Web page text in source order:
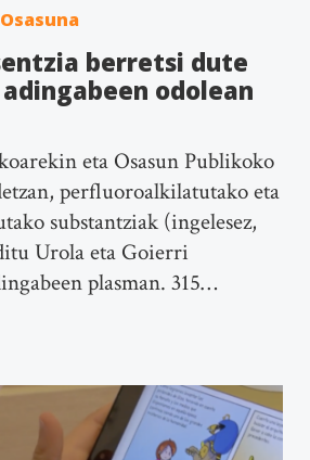
Osasuna
berretsi dute
odolean
eta Osasun Publikoko
perfluoroalkilatutako eta
substantziak (ingelesez,
Urola eta Goierri
plasman. 315…